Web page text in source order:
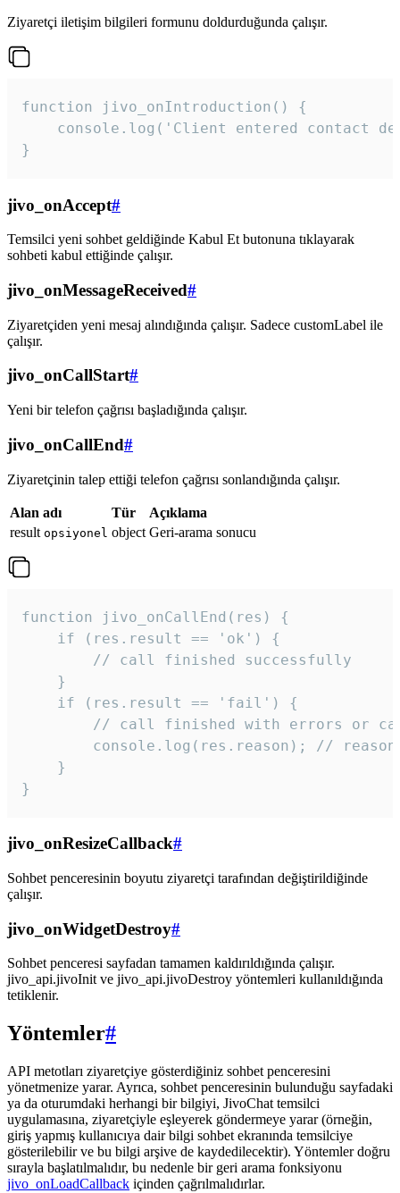
Ziyaretçi iletişim bilgileri formunu doldurduğunda çalışır.
function jivo_onIntroduction() {
console.log('Client entered contact
}
jivo_onAccept#
Temsilci yeni sohbet geldiğinde Kabul Et butonuna tıklayarak
sohbeti kabul ettiğinde çalışır.
jivo_onMessageReceived#
Ziyaretçiden yeni mesaj alındığında çalışır. Sadece customLabel ile
çalışır.
jivo_onCallStart#
Yeni bir telefon çağrısı başladığında çalışır.
jivo_onCallEnd#
Ziyaretçinin talep ettiği telefon çağrısı sonlandığında çalışır.
Alan adı Tür
Açıklama
result opsiyonel object Geri-arama sonucu
function jivo_onCallEnd(res) {
    if (res.result == 'ok') {
        // call finished successfully
    }
    if (res.result == 'fail') {
// call finished with errors or
console.log(res.reason); //
    }
}
jivo_onResizeCallback#
Sohbet penceresinin boyutu ziyaretçi tarafından değiştirildiğinde
çalışır.
jivo_onWidgetDestroy#
Sohbet penceresi sayfadan tamamen kaldırıldığında çalışır.
jivo_api.jivoInit ve jivo_api.jivoDestroy yöntemleri kullanıldığında
tetiklenir.
Yöntemler#
API metotları ziyaretçiye gösterdiğiniz sohbet penceresini
yönetmenize yarar. Ayrıca, sohbet penceresinin bulunduğu sayfadaki
ya da oturumdaki herhangi bir bilgiyi, JivoChat temsilci
uygulamasına, ziyaretçiyle eşleyerek göndermeye yarar (örneğin,
giriş yapmış kullanıcıya dair bilgi sohbet ekranında temsilciye
gösterilebilir ve bu bilgi arşive de kaydedilecektir). Yöntemler doğru
sırayla başlatılmalıdır, bu nedenle bir geri arama fonksiyonu
jivo_onLoadCallback içinden çağrılmalıdırlar.